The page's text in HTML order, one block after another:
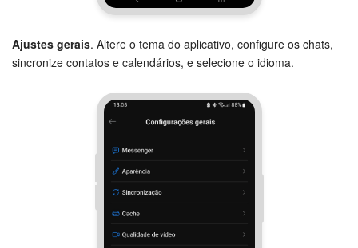
Ajustes gerais. Altere o tema do aplicativo, configure os chats,
sincronize contatos e calendários, e selecione o idioma.